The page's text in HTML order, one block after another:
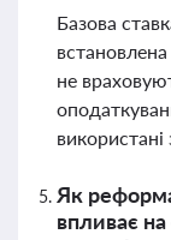
Базова
не
Як
впливає